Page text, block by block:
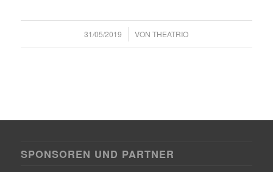
31/05/2019
/ VONTHEATRIO
SPONSOREN UND PARTNER